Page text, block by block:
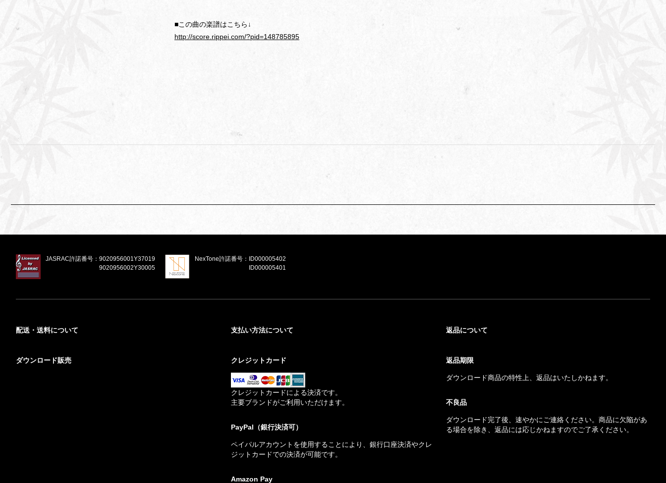
■この曲の楽譜はこちら↓
http://score.rippei.com/?pid=148785895
JASRAC許諾番号： 9020956001Y37019
9020956002Y30005
NexTone許諾番号：
ID000005402
ID000005401
配送・送料について
ダウンロード販売
支払い方法について
クレジットカード
クレジットカードによる決済です。
主要ブランドがご利用いただけます。
PayPal（銀行決済可）
ペイパルアカウントを使用することにより、銀行口座決済やクレ
ジットカードでの決済が可能です。
Amazon Pay
返品について
返品期限
ダウンロード商品の特性上、返品はいたしかねます。
不良品
ダウンロード完了後、速やかにご連絡ください。商品に欠陥があ
る場合を除き、返品には応じかねますのでご了承ください。